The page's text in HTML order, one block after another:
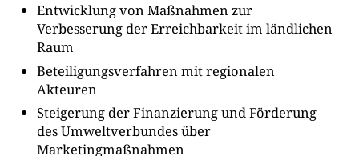
Entwicklung von Maßnahmen zur
Verbesserung der Erreichbarkeit im ländlichen
Raum
Beteiligungsverfahren mit regionalen
Akteuren
Steigerung der Finanzierung und Förderung
des Umweltverbundes über
Marketingmaßnahmen